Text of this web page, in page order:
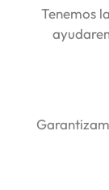
Tenemos